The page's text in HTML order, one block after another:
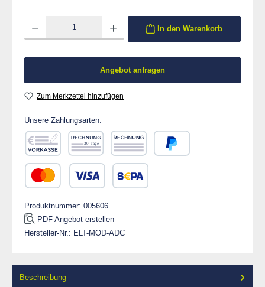
In den Warenkorb
Angebot anfragen
Zum Merkzettel hinzufügen
Unsere Zahlungsarten:
Vorkasse Rechnung 30 Tage
Rechnung
Produktnummer: 005606
PDF Angebot erstellen
Hersteller-Nr.: ELT-MOD-ADC
Beschreibung